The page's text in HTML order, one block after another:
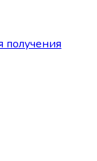
получения